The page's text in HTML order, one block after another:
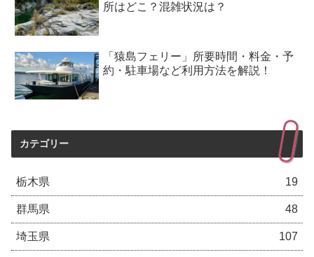
所はどこ？混雑状況は？
「猿島フェリー」所要時間・料金・予
約・駐車場など利用方法を解説！
カテゴリー
栃木県 19
群馬県 48
埼玉県 107